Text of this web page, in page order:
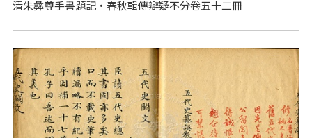
清朱彝尊手書題記‧春秋輯傳辯疑不分卷五十二冊